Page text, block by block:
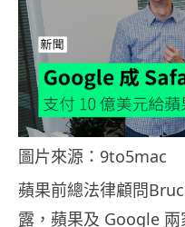
圖片來源：9to5mac
蘋果前總法律顧問
露，蘋果及 Google